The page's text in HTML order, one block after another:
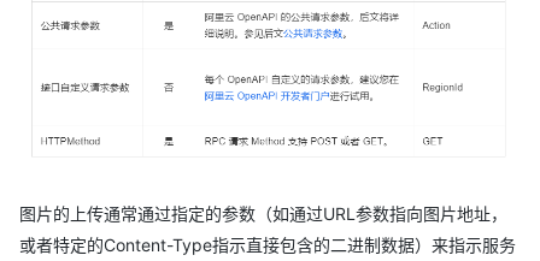
图片的上传通常通过指定的参数（如通过URL参数指向图片地址，
或者特定的Content-Type指示直接包含的二进制数据）来指示服务